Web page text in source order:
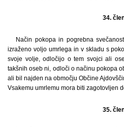
34.
Način pokopa in pogrebna
izraženo voljo umrlega in v skladu s
svoje volje, odločijo o tem svojci ali
takšnih oseb ni, odloči o načinu pokopa
ali bil najden na območju Občine
Vsakemu umrlemu mora biti zagotovljen
35.